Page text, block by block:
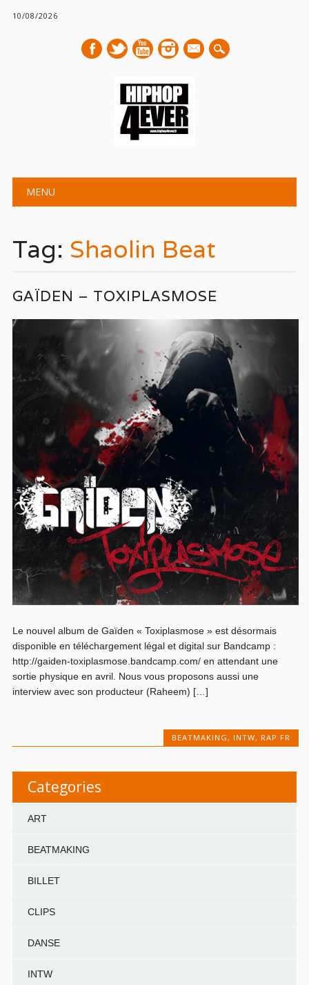
10/08/2026
mail
Main menu
MENU
Tag: Shaolin Beat
GAÏDEN – TOXIPLASMOSE
Le nouvel album de Gaïden « Toxiplasmose » est désormais
disponible en téléchargement légal et digital sur Bandcamp :
http://gaiden-toxiplasmose.bandcamp.com/ en attendant une
sortie physique en avril. Nous vous proposons aussi une
interview avec son producteur (Raheem) […]
BEATMAKING, INTW, RAP FR
Categories
ART
BEATMAKING
BILLET
CLIPS
DANSE
INTW